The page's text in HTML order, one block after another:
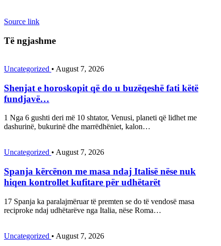
Source link
Të ngjashme
Uncategorized • August 7, 2026
Shenjat e horoskopit që do u buzëqeshë fati këtë
fundjavë…
1 Nga 6 gushti deri më 10 shtator, Venusi, planeti që lidhet me
dashurinë, bukurinë dhe marrëdhëniet, kalon…
Uncategorized • August 7, 2026
Spanja kërcënon me masa ndaj Italisë nëse nuk
hiqen kontrollet kufitare për udhëtarët
17 Spanja ka paralajmëruar të premten se do të vendosë masa
reciproke ndaj udhëtarëve nga Italia, nëse Roma…
Uncategorized • August 7, 2026